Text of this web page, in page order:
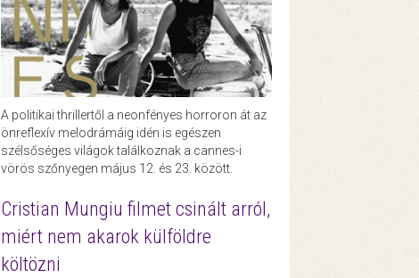
A politikai thrillertől a neonfényes horroron át az
önreflexív melodrámáig idén is egészen
szélsőséges világok találkoznak a cannes-i
vörös szőnyegen május 12. és 23. között.
Cristian Mungiu filmet csinált arról,
miért nem akarok külföldre
költözni